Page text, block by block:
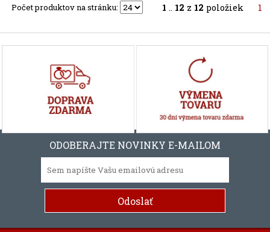
1 .. 12 z 12 položiek 1
Počet produktov na stránku:
ODOBERAJTE NOVINKY E-MAILOM